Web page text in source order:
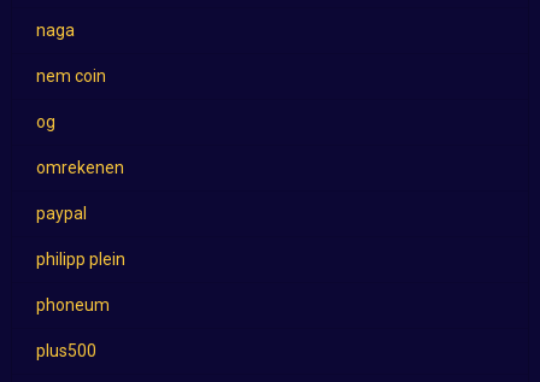
naga
nem coin
og
omrekenen
paypal
philipp plein
phoneum
plus500